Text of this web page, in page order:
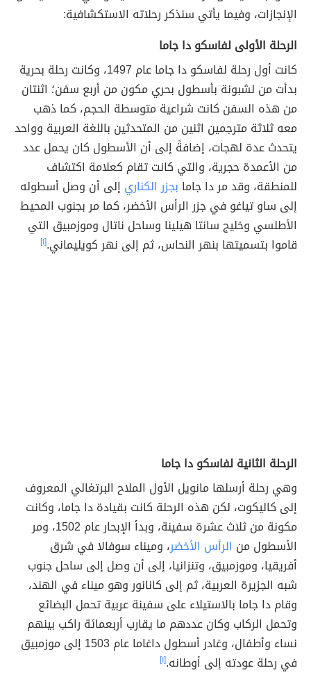
الإنجازات، وفيما يأتي سنذكر رحلاته الاستكشافية:
الرحلة الأولى لفاسكو دا جاما
كانت أول رحلة لفاسكو دا جاما عام 1497، وكانت رحلة بحرية
بدأت من لشبونة بأسطول بحري مكون من أربع سفن؛ اثنتان
من هذه السفن كانت شراعية متوسطة الحجم، كما ذهب
معه ثلاثة مترجمين اثنين من المتحدثين باللغة العربية وواحد
يتحدث عدة لهجات، إضافةً إلى أن الأسطول كان يحمل عدد
من الأعمدة حجرية، والتي كانت تقام كعلامة اكتشاف
للمنطقة، وقد مر دا جاما بجزر الكناري إلى أن وصل أسطوله
إلى ساو تياغو في جزر الرأس الأخضر، كما مر بجنوب المحيط
الأطلسي وخليج سانتا هيلينا وساحل ناتال وموزمبيق التي
قاموا بتسميتها بنهر النحاس، ثم إلى نهر كويليماني.[١]
الرحلة الثانية لفاسكو دا جاما
وهي رحلة أرسلها مانويل الأول الملاح البرتغالي المعروف
إلى كاليكوت، لكن هذه الرحلة كانت بقيادة دا جاما، وكانت
مكونة من ثلاث عشرة سفينة، وبدأ الإبحار عام 1502، ومر
الأسطول من الرأس الأخضر، وميناء سوفالا في شرق
أفريقيا، وموزمبيق، وتنزانيا، إلى أن وصل إلى ساحل جنوب
شبه الجزيرة العربية، ثم إلى كانانور وهو ميناء في الهند،
وقام دا جاما بالاستيلاء على سفينة عربية تحمل البضائع
وتحمل الركاب وكان عددهم ما يقارب أربعمائة راكب بينهم
نساء وأطفال، وغادر أسطول داغاما عام 1503 إلى موزمبيق
في رحلة عودته إلى أوطانه.[١]